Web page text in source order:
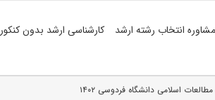
مشاوره انتخاب رشته ارشد کارشناسی ارشد بدون کنکور
اسلامی دانشگاه فردوسی ۱۴۰۲